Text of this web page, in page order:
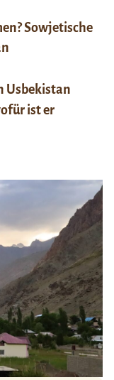
Sowjetische
Usbekistan
ist er